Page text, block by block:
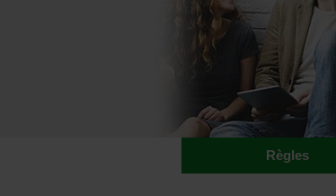
Règles